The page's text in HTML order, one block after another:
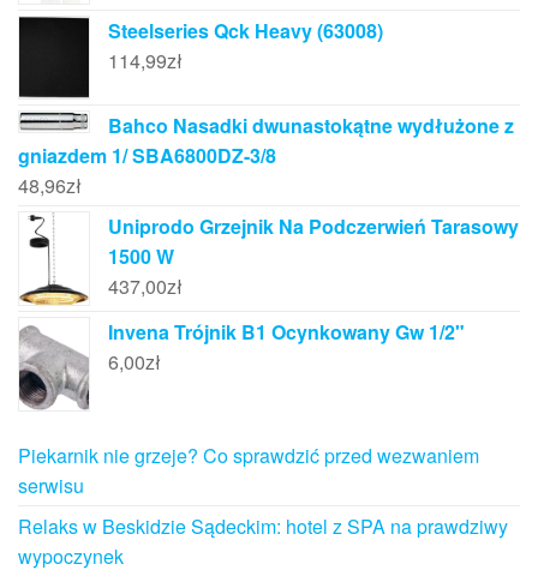
Steelseries Qck Heavy (63008)
114,99zł
Bahco Nasadki dwunastokątne wydłużone z
gniazdem 1/ SBA6800DZ-3/8
48,96zł
Uniprodo Grzejnik Na Podczerwień Tarasowy
1500 W
437,00zł
Invena Trójnik B1 Ocynkowany Gw 1/2"
6,00zł
Piekarnik nie grzeje? Co sprawdzić przed wezwaniem
serwisu
Relaks w Beskidzie Sądeckim: hotel z SPA na prawdziwy
wypoczynek